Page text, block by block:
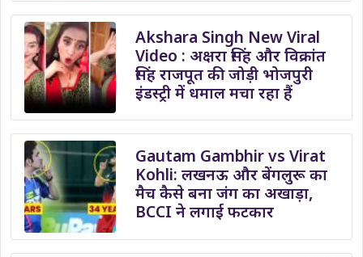
Akshara Singh New Viral
Video : अक्षरा सिंह और विक्रांत
सिंह राजपूत की जोड़ी भोजपुरी
इंडस्ट्री में धमाल मचा रहा हैं
Gautam Gambhir vs Virat
Kohli: लखनऊ और बेंगलुरू का
मैच कैसे बना जंग का अखाड़ा,
BCCI ने लगाई फटकार